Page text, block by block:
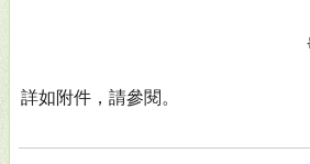
詳如附件，請參閱。